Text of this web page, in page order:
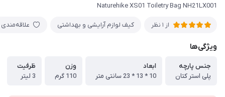
Naturehike XS01 Toiletry Bag NH21LX001
از 1 نظر کیف لوازم آرایشی و بهداشتی علاقه‌مندی
ویژگی‌ها
جنس پارچه
پلی استر کتان
ابعاد
10 * 13 * 23 سانتی متر
وزن
110 گرم
ظرفیت
3 لیتر